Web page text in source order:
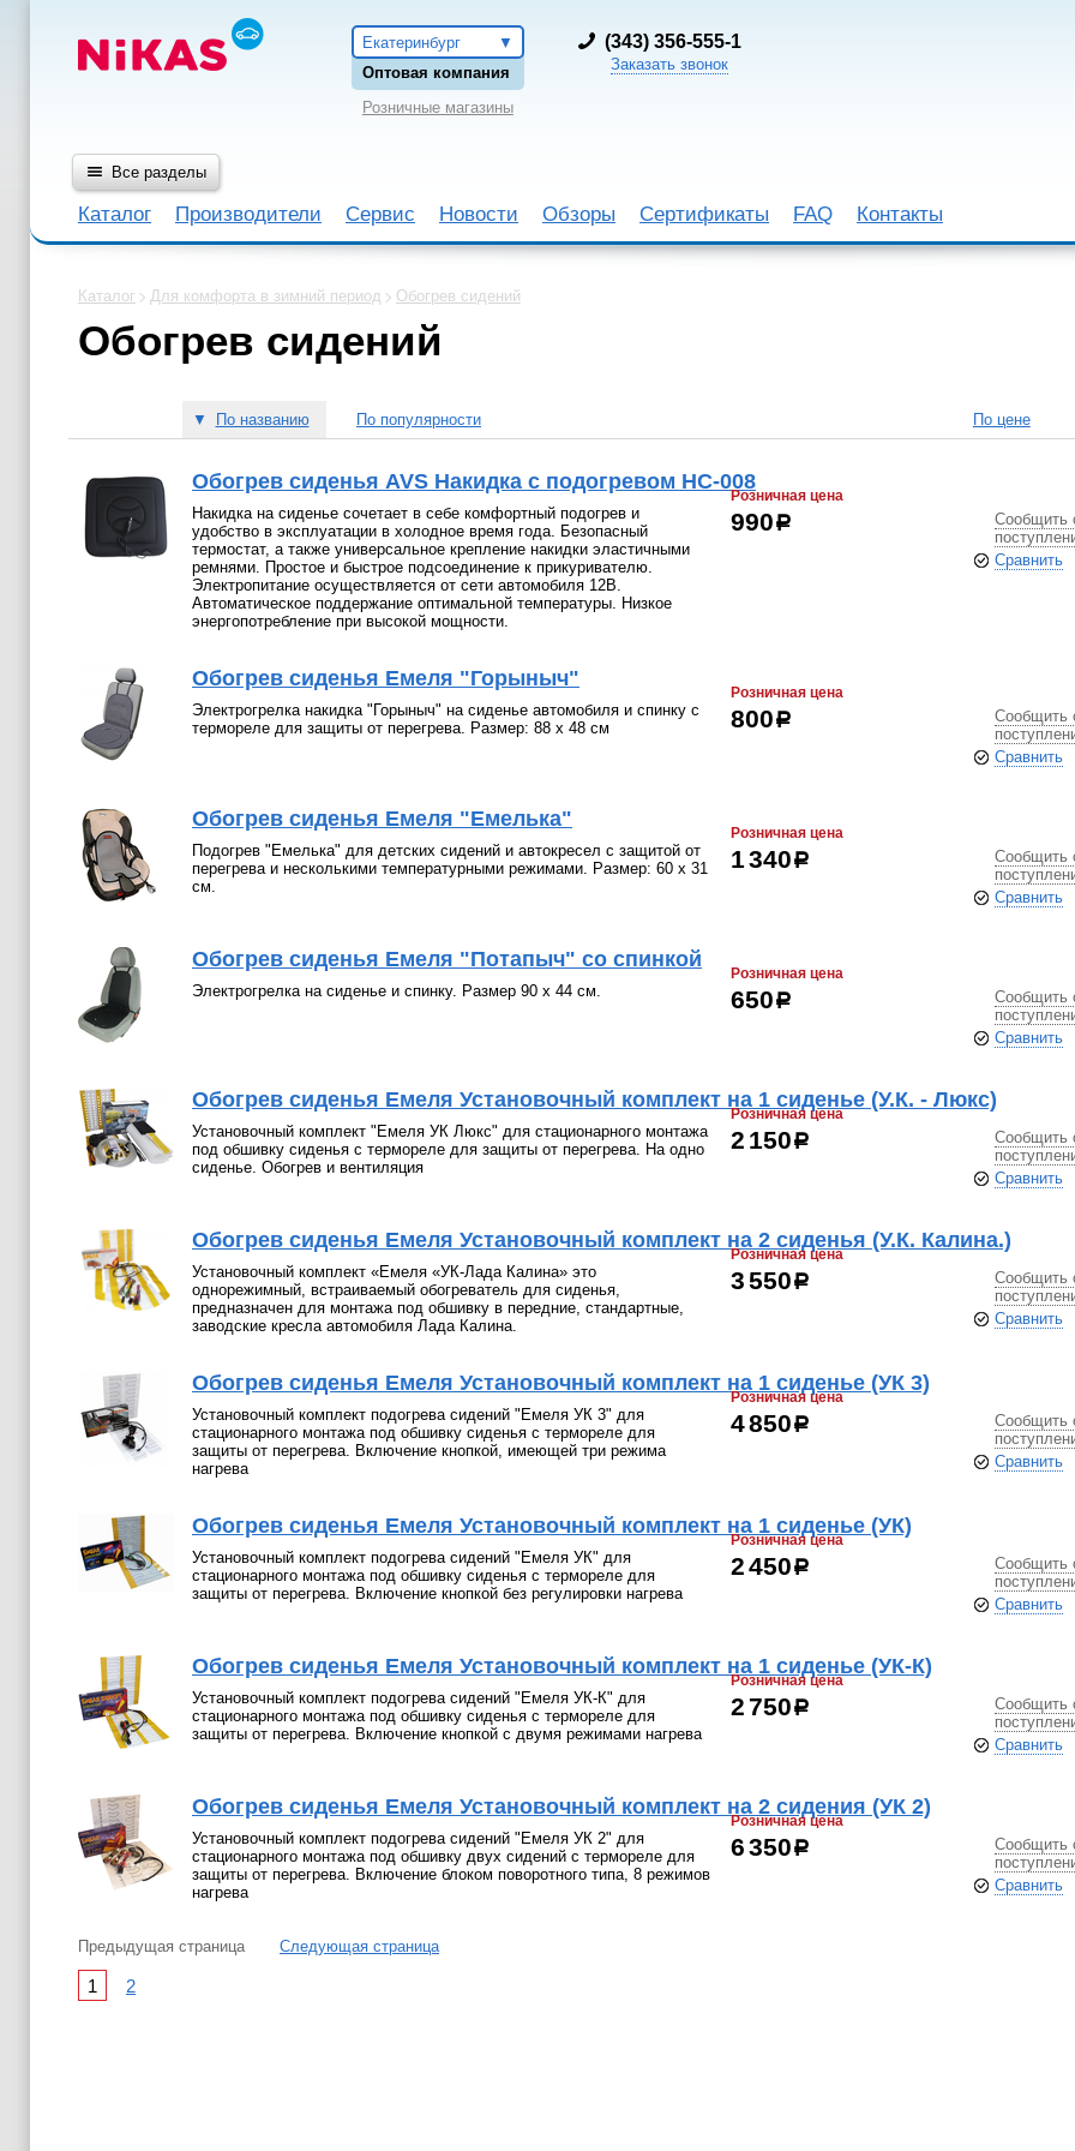
Екатеринбург
Оптовая компания
Розничные магазины
(343) 356-555-1
Заказать звонок
Все разделы
Каталог Производители Сервис Новости Обзоры Сертификаты FAQ Контакты
Каталог Для комфорта в зимний период Обогрев сидений
Обогрев сидений
По цене
▼ По названию По популярности
Обогрев сиденья AVS Накидка с подогревом HC-008
Накидка на сиденье сочетает в себе комфортный подогрев и
удобство в эксплуатации в холодное время года. Безопасный
термостат, а также универсальное крепление накидки эластичными
ремнями. Простое и быстрое подсоединение к прикуривателю.
Электропитание осуществляется от сети автомобиля 12В.
Автоматическое поддержание оптимальной температуры. Низкое
энергопотребление при высокой мощности.
Розничная цена
990р
Сообщить
Сравнить
Обогрев сиденья Емеля "Горыныч"
Электрогрелка накидка "Горыныч" на сиденье автомобиля и спинку с
термореле для защиты от перегрева. Размер: 88 x 48 см
Розничная цена
800р
Сообщить
Сравнить
Обогрев сиденья Емеля "Емелька"
Подогрев "Емелька" для детских сидений и автокресел с защитой от
перегрева и несколькими температурными режимами. Размер: 60 x 31
см.
Розничная цена
1 340р
Сообщить
Сравнить
Обогрев сиденья Емеля "Потапыч" со спинкой
Электрогрелка на сиденье и спинку. Размер 90 x 44 см.
Розничная цена
650р
Сообщить
Сравнить
Обогрев сиденья Емеля Установочный комплект на 1 сиденье (У.К. - Люкс)
Установочный комплект "Емеля УК Люкс" для стационарного монтажа
под обшивку сиденья с термореле для защиты от перегрева. На одно
сиденье. Обогрев и вентиляция
Розничная цена
2 150р
Сообщить
Сравнить
Обогрев сиденья Емеля Установочный комплект на 2 сиденья (У.К. Калина.)
Установочный комплект «Емеля «УК-Лада Калина» это
однорежимный, встраиваемый обогреватель для сиденья,
предназначен для монтажа под обшивку в передние, стандартные,
заводские кресла автомобиля Лада Калина.
Розничная цена
3 550р
Сообщить
Сравнить
Обогрев сиденья Емеля Установочный комплект на 1 сиденье (УК 3)
Установочный комплект подогрева сидений "Емеля УК 3" для
стационарного монтажа под обшивку сиденья с термореле для
защиты от перегрева. Включение кнопкой, имеющей три режима
нагрева
Розничная цена
4 850р
Сообщить
Сравнить
Обогрев сиденья Емеля Установочный комплект на 1 сиденье (УК)
Установочный комплект подогрева сидений "Емеля УК" для
стационарного монтажа под обшивку сиденья с термореле для
защиты от перегрева. Включение кнопкой без регулировки нагрева
Розничная цена
2 450р
Сообщить
Сравнить
Обогрев сиденья Емеля Установочный комплект на 1 сиденье (УК-К)
Установочный комплект подогрева сидений "Емеля УК-К" для
стационарного монтажа под обшивку сиденья с термореле для
защиты от перегрева. Включение кнопкой с двумя режимами нагрева
Розничная цена
2 750р
Сообщить
Сравнить
Обогрев сиденья Емеля Установочный комплект на 2 сидения (УК 2)
Установочный комплект подогрева сидений "Емеля УК 2" для
стационарного монтажа под обшивку двух сидений с термореле для
защиты от перегрева. Включение блоком поворотного типа, 8 режимов
нагрева
Розничная цена
6 350р
Сообщить
Сравнить
Предыдущая страница Следующая страница
1 2